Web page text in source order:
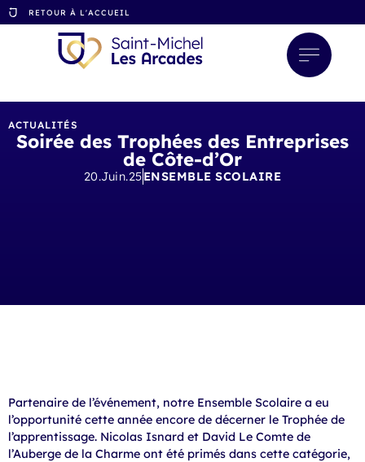
RETOUR À L'ACCUEIL
ACTUALITÉS
Soirée des Trophées des Entreprises
de Côte-d’Or
20.Juin.25ENSEMBLE SCOLAIRE
Partenaire de l’événement, notre Ensemble Scolaire a eu
l’opportunité cette année encore de décerner le Trophée de
l’apprentissage. Nicolas Isnard et David Le Comte de
l’Auberge de la Charme ont été primés dans cette catégorie,